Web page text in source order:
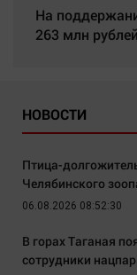
На
263 млн рублей
НОВОСТИ
Птица-
Челябинского
06.08.2026 08:52:30
В горах Таганая
сотрудники